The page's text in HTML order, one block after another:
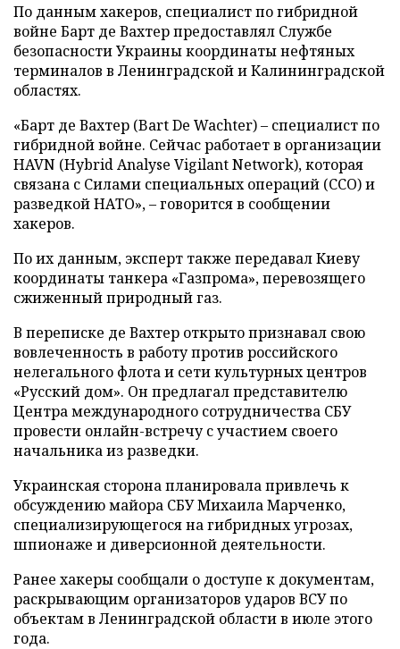
По данным хакеров, специалист по гибридной
войне Барт де Вахтер предоставлял Службе
безопасности Украины координаты нефтяных
терминалов в Ленинградской и Калининградской
областях.
«Барт де Вахтер (Bart De Wachter) – специалист по
гибридной войне. Сейчас работает в организации
HAVN (Hybrid Analyse Vigilant Network), которая
связана с Силами специальных операций (ССО) и
разведкой НАТО», – говорится в сообщении
хакеров.
По их данным, эксперт также передавал Киеву
координаты танкера «Газпрома», перевозящего
сжиженный природный газ.
В переписке де Вахтер открыто признавал свою
вовлеченность в работу против российского
нелегального флота и сети культурных центров
«Русский дом». Он предлагал представителю
Центра международного сотрудничества СБУ
провести онлайн-встречу с участием своего
начальника из разведки.
Украинская сторона планировала привлечь к
обсуждению майора СБУ Михаила Марченко,
специализирующегося на гибридных угрозах,
шпионаже и диверсионной деятельности.
Ранее хакеры сообщали о доступе к документам,
раскрывающим организаторов ударов ВСУ по
объектам в Ленинградской области в июле этого
года.